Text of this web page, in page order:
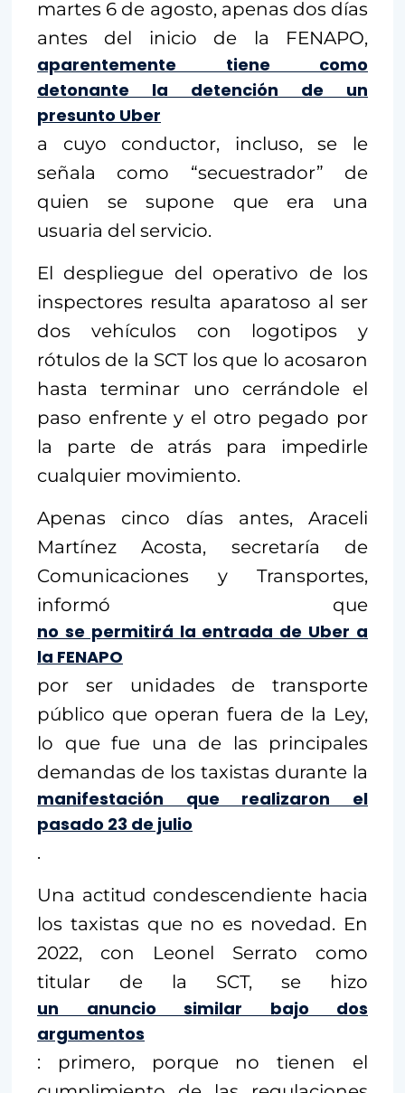
martes 6 de agosto, apenas dos días
antes del inicio de la FENAPO,
aparentemente tiene como
detonante la detención de un
presunto Uber
a cuyo conductor, incluso, se le
señala como “secuestrador” de
quien se supone que era una
usuaria del servicio.
El despliegue del operativo de los
inspectores resulta aparatoso al ser
dos vehículos con logotipos y
rótulos de la SCT los que lo acosaron
hasta terminar uno cerrándole el
paso enfrente y el otro pegado por
la parte de atrás para impedirle
cualquier movimiento.
Apenas cinco días antes, Araceli
Martínez Acosta, secretaría de
Comunicaciones y Transportes,
informó que
no se permitirá la entrada de Uber a
la FENAPO
por ser unidades de transporte
público que operan fuera de la Ley,
lo que fue una de las principales
demandas de los taxistas durante la
manifestación que realizaron el
pasado 23 de julio
.
Una actitud condescendiente hacia
los taxistas que no es novedad. En
2022, con Leonel Serrato como
titular de la SCT, se hizo
un anuncio similar bajo dos
argumentos
: primero, porque no tienen el